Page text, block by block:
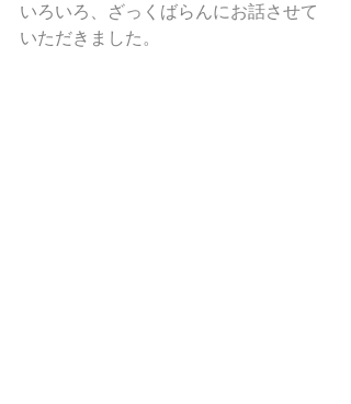
いろいろ、ざっくばらんにお話させて
いただきました。